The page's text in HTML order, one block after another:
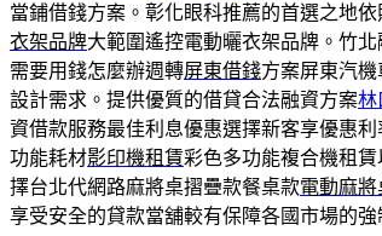
當鋪借錢方案。彰化眼科推薦的首選之地依
衣架品牌大範圍遙控電動曬衣架品牌。竹
需要用錢怎麼辦週轉屏東借錢方案屏東汽
設計需求。提供優質的借貸合法融資方案林
資借款服務最佳利息優惠選擇新客享優惠利
功能耗材影印機租賃彩色多功能複合機租
擇台北代網路麻將桌摺疊款餐桌款電動麻將
享受安全的貸款當舖較有保障各國市場的